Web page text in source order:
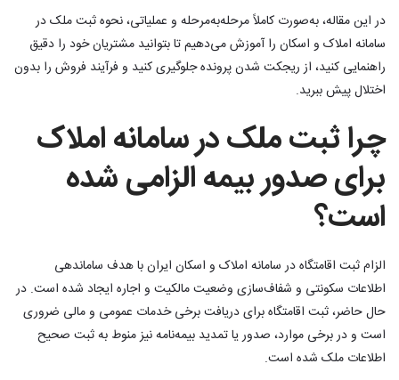
در این مقاله، به‌صورت کاملاً مرحله‌به‌مرحله و عملیاتی، نحوه ثبت ملک در
سامانه املاک و اسکان را آموزش می‌دهیم تا بتوانید مشتریان خود را دقیق
راهنمایی کنید، از ریجکت شدن پرونده جلوگیری کنید و فرآیند فروش را بدون
اختلال پیش ببرید.
چرا ثبت ملک در سامانه املاک
برای صدور بیمه الزامی شده
است؟
الزام ثبت اقامتگاه در سامانه املاک و اسکان ایران با هدف ساماندهی
اطلاعات سکونتی و شفاف‌سازی وضعیت مالکیت و اجاره ایجاد شده است. در
حال حاضر، ثبت اقامتگاه برای دریافت برخی خدمات عمومی و مالی ضروری
است و در برخی موارد، صدور یا تمدید بیمه‌نامه نیز منوط به ثبت صحیح
اطلاعات ملک شده است.